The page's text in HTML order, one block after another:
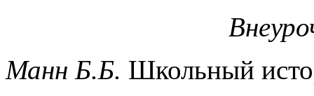
Манн Б.Б. Школьный